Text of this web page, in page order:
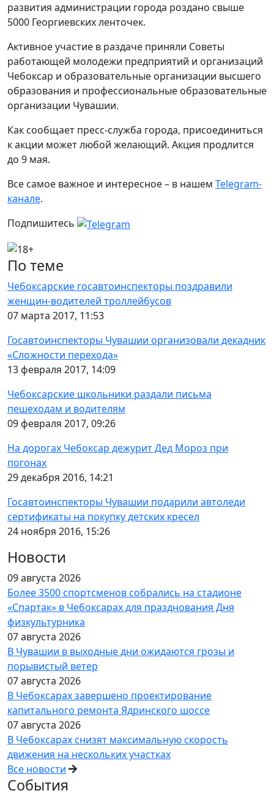
развития администрации города роздано свыше
5000 Георгиевских ленточек.
Активное участие в раздаче приняли Советы
работающей молодежи предприятий и организаций
Чебоксар и образовательные организации высшего
образования и профессиональные образовательные
организации Чувашии.
Как сообщает пресс-служба города, присоединиться
к акции может любой желающий. Акция продлится
до 9 мая.
Все самое важное и интересное – в нашем Telegram-
канале.
Подпишитесь
По теме
Чебоксарские госавтоинспекторы поздравили
женщин-водителей троллейбусов
07 марта 2017, 11:53
Госавтоинспекторы Чувашии организовали декадник
«Сложности перехода»
13 февраля 2017, 14:09
Чебоксарские школьники раздали письма
пешеходам и водителям
09 февраля 2017, 09:26
На дорогах Чебоксар дежурит Дед Мороз при
погонах
29 декабря 2016, 14:21
Госавтоинспекторы Чувашии подарили автоледи
сертификаты на покупку детских кресел
24 ноября 2016, 15:26
Новости
09 августа 2026
Более 3500 спортсменов собрались на стадионе
«Спартак» в Чебоксарах для празднования Дня
физкультурника
07 августа 2026
В Чувашии в выходные дни ожидаются грозы и
порывистый ветер
07 августа 2026
В Чебоксарах завершено проектирование
капитального ремонта Ядринского шоссе
07 августа 2026
В Чебоксарах снизят максимальную скорость
движения на нескольких участках
Все новости
События